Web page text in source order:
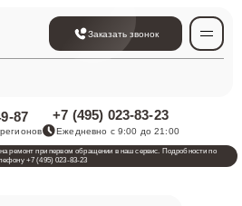
Заказать звонок
87 +7 (495) 023-83-23
Ежедневно с 9:00 до 21:00
ремонт при первом обращении в наш сервис. Подробности по
+7 (495) 023-83-23